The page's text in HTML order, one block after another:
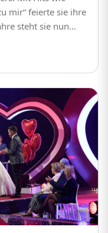
mir“ feierte sie ihre
steht sie nun